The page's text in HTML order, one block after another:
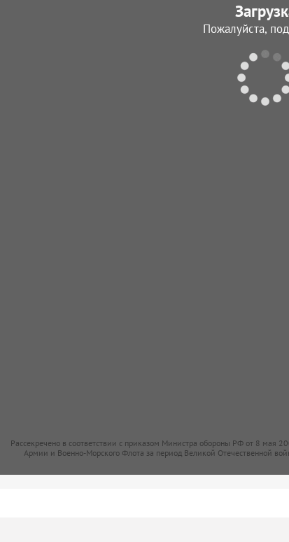
Рассекречено в соответствии с приказом Министра обороны РФ от 8 мая
Армии и Военно-Морского Флота за период Великой Отечественной
Пожалуйста,